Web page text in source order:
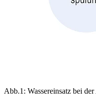
Abb.1: Wassereinsatz bei